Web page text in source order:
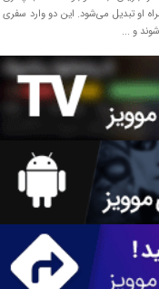
او تبدیل می‌شود. این دو وارد سفری
و ...